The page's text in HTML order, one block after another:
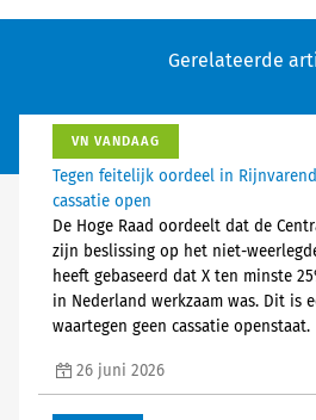
Gerelateerde
VN VANDAAG
Tegen feitelijk oordeel in
cassatie open
De Hoge Raad oordeelt dat de
zijn beslissing op het niet-
heeft gebaseerd dat X ten minste
in Nederland werkzaam was. Dit is
waartegen geen cassatie openstaat.
26 juni 2026